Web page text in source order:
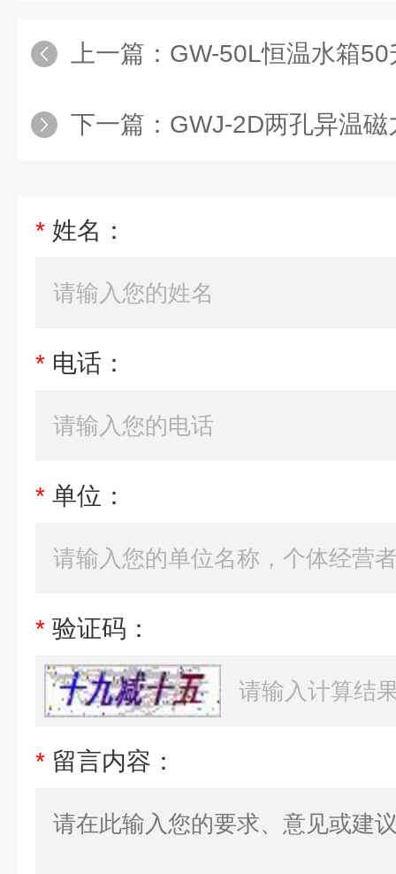
上一篇： GW-50L恒温水箱50
下一篇： GWJ-2D两孔异温
* 姓名：
* 电话：
* 单位：
* 验证码：
* 留言内容：